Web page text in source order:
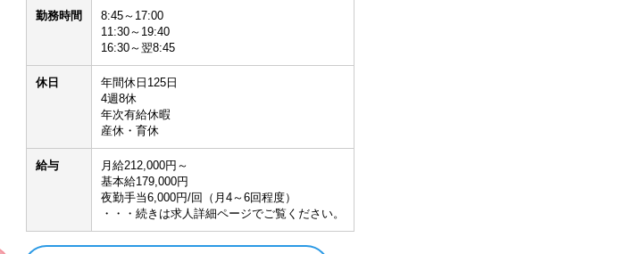
勤務時間
8:45～17:00
11:30～19:40
16:30～翌8:45
休日
年間休日125日
4週8休
年次有給休暇
産休・育休
給与
月給212,000円～
基本給179,000円
夜勤手当6,000円/回（月4～6回程度）
・・・続きは求人詳細ページでご覧ください。